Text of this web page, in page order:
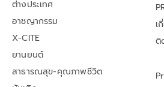
ต่างประเทศ
อาชญากรรม
X-CITE
ยานยนต์
สาธารณสุข-คุณภาพชีวิต
เ
ติ